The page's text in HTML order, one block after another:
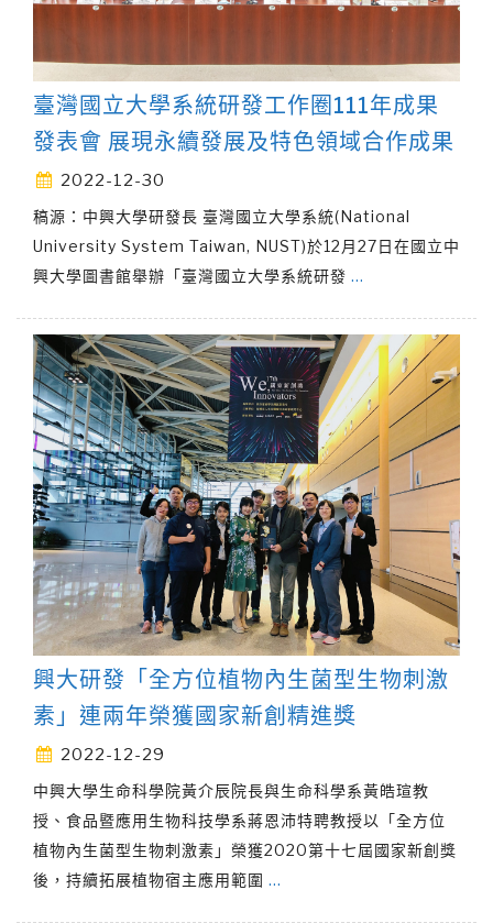
臺灣國立大學系統研發工作圈111年成果
發表會 展現永續發展及特色領域合作成果
2022-12-30
稿源：中興大學研發長 臺灣國立大學系統(National
University System Taiwan, NUST)於12月27日在國立中
興大學圖書館舉辦「臺灣國立大學系統研發 …
興大研發「全方位植物內生菌型生物刺激
素」連兩年榮獲國家新創精進獎
2022-12-29
中興大學生命科學院黃介辰院長與生命科學系黃皓瑄教
授、食品暨應用生物科技學系蔣恩沛特聘教授以「全方位
植物內生菌型生物刺激素」榮獲2020第十七屆國家新創獎
後，持續拓展植物宿主應用範圍 …